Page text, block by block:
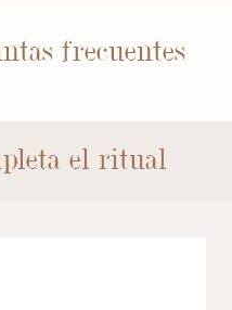
frecuentes
el ritual